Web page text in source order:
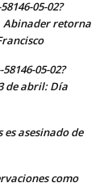
05-02?
Abinader retorna
05-02?
de abril: Día
es asesinado de
como